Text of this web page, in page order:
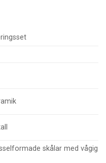
skålar med vågig